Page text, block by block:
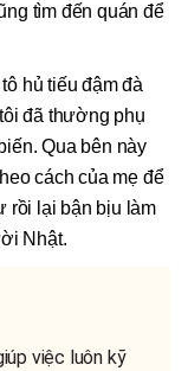
tìm đến quán để
hủ tiếu đậm đà
đã thường phụ
Qua bên này
cách của mẹ để
rồi lại bận bịu làm
Nhật.
việc luôn kỹ